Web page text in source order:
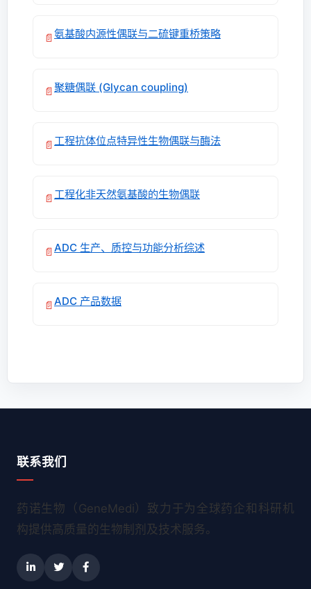
📄氨基酸内源性偶联与二硫键重桥策略
📄聚糖偶联 (Glycan coupling)
📄 工程抗体位点特异性生物偶联与酶法
📄 工程化非天然氨基酸的生物偶联
📄 ADC 生产、质控与功能分析综述
📄 ADC 产品数据
联系我们
药诺生物（GeneMedi）致力于为全球药企和科研机
构提供高质量的生物制剂及技术服务。